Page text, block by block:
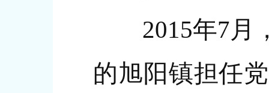
2015年7月，
的旭阳镇担任